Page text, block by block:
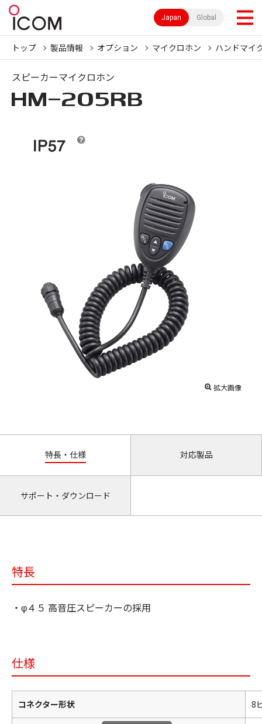
Japan Global
トップ 製品情報 オプション マイクロホン ハンドマイ
スピーカーマイクロホン
HM-205RB
拡大画像
特長・仕様 対応製品
サポート・ダウンロード
特長
・φ４５ 高音圧スピーカーの採用
仕様
コネクター形状 8